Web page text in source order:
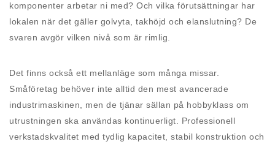
komponenter arbetar ni med? Och vilka förutsättningar har
lokalen när det gäller golvyta, takhöjd och elanslutning? De
svaren avgör vilken nivå som är rimlig.
Det finns också ett mellanläge som många missar.
Småföretag behöver inte alltid den mest avancerade
industrimaskinen, men de tjänar sällan på hobbyklass om
utrustningen ska användas kontinuerligt. Professionell
verkstadskvalitet med tydlig kapacitet, stabil konstruktion och